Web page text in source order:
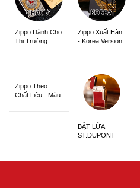
Zippo Dành Cho
Thị Trường
Zippo Xuất Hàn
- Korea Version
Zippo Theo
Chất Liệu - Màu
BẬT LỬA
ST.DUPONT